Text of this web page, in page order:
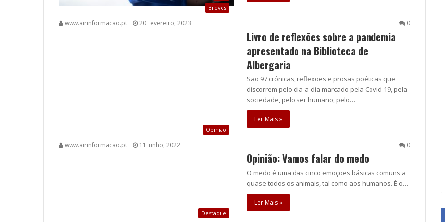
Breves
www.airinformacao.pt 20 Fevereiro, 2023 0
Livro de reflexões sobre a pandemia
apresentado na Biblioteca de
Albergaria
São 97 crónicas, reflexões e prosas poéticas que
discorrem pelo dia-a-dia marcado pela Covid-19, pela
sociedade, pelo ser humano, pelo…
Ler Mais »
Opinião
www.airinformacao.pt 11 Junho, 2022 0
Opinião: Vamos falar do medo
O medo é uma das cinco emoções básicas comuns a
quase todos os animais, tal como aos humanos. É o…
Ler Mais »
Destaque